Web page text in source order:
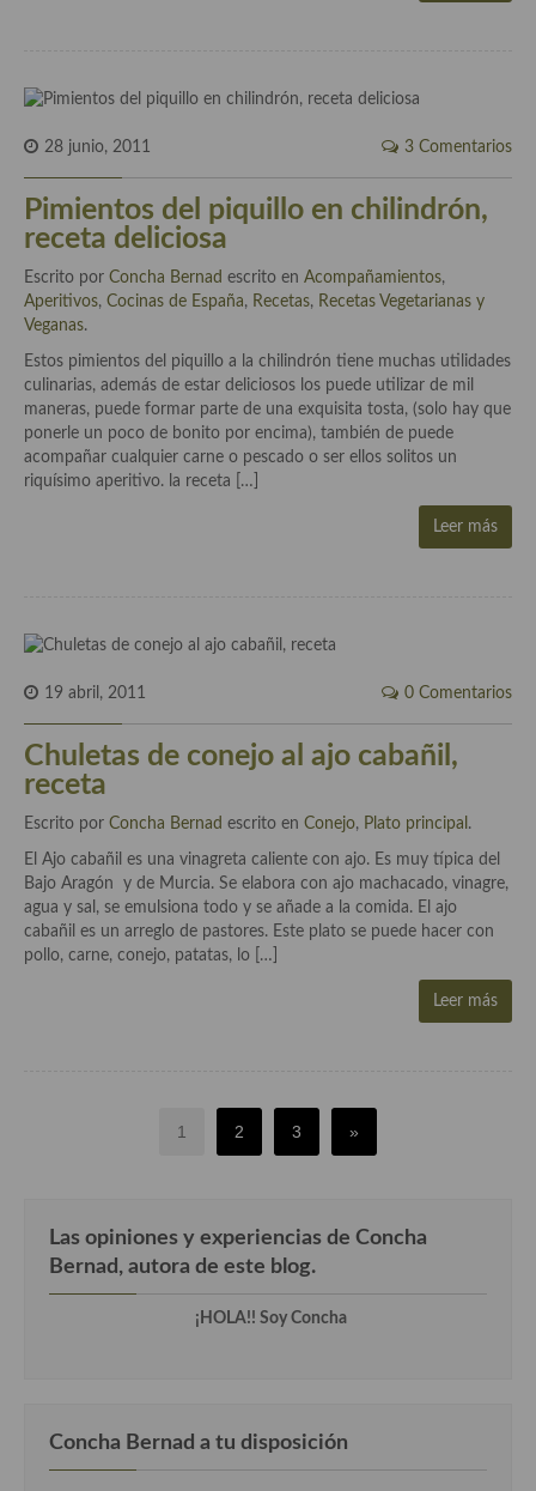
Cocina Eslovena
Cocina Francesa
Cocina Griega
Cocina Holandesa
Cocina Hungara
Cocina Italiana
Cocina Luxemburgo
Cocina Polaca
Cocina Turca
28 junio, 2011 3 Comentarios
Pimientos del piquillo en chilindrón,
receta deliciosa
Escrito por Concha Bernad escrito en Acompañamientos,
Aperitivos, Cocinas de España, Recetas, Recetas Vegetarianas y
Veganas.
Estos pimientos del piquillo a la chilindrón tiene muchas utilidades
culinarias, además de estar deliciosos los puede utilizar de mil
maneras, puede formar parte de una exquisita tosta, (solo hay que
ponerle un poco de bonito por encima), también de puede
acompañar cualquier carne o pescado o ser ellos solitos un
riquísimo aperitivo. la receta […]
Leer más
19 abril, 2011 0 Comentarios
Chuletas de conejo al ajo cabañil,
receta
Escrito por Concha Bernad escrito en Conejo, Plato principal .
El Ajo cabañil es una vinagreta caliente con ajo. Es muy típica del
Bajo Aragón y de Murcia. Se elabora con ajo machacado, vinagre,
agua y sal, se emulsiona todo y se añade a la comida. El ajo
cabañil es un arreglo de pastores. Este plato se puede hacer con
pollo, carne, conejo, patatas, lo […]
Leer más
1 2 3 »
Las opiniones y experiencias de Concha
Bernad, autora de este blog.
¡HOLA!! Soy Concha
Concha Bernad a tu disposición